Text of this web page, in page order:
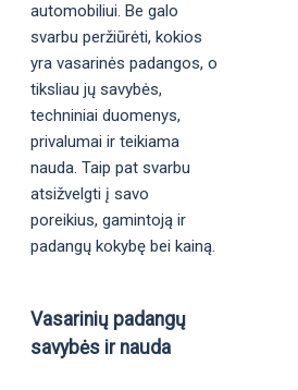
automobiliui. Be galo
svarbu peržiūrėti, kokios
yra vasarinės padangos, o
tiksliau jų savybės,
techniniai duomenys,
privalumai ir teikiama
nauda. Taip pat svarbu
atsižvelgti į savo
poreikius, gamintoją ir
padangų kokybę bei kainą.
Vasarinių padangų
savybės ir nauda